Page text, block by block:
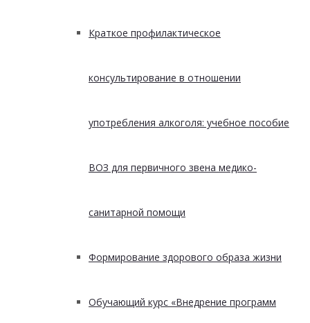
Краткое профилактическое
консультирование в отношении
употребления алкоголя: учебное пособие
ВОЗ для первичного звена медико-
санитарной помощи
Формирование здорового образа жизни
Обучающий курс «Внедрение программ